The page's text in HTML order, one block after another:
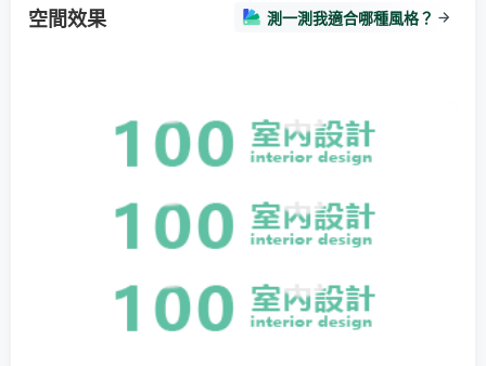
空間效果 測一測我適合哪種風格？